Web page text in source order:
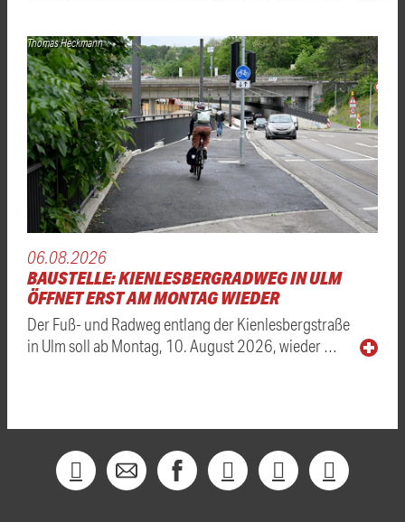
Thomas Heckmann
06.08.2026
BAUSTELLE: KIENLESBERGRADWEG IN ULM
ÖFFNET ERST AM MONTAG WIEDER
Der Fuß- und Radweg entlang der Kienlesbergstraße
in Ulm soll ab Montag, 10. August 2026, wieder …